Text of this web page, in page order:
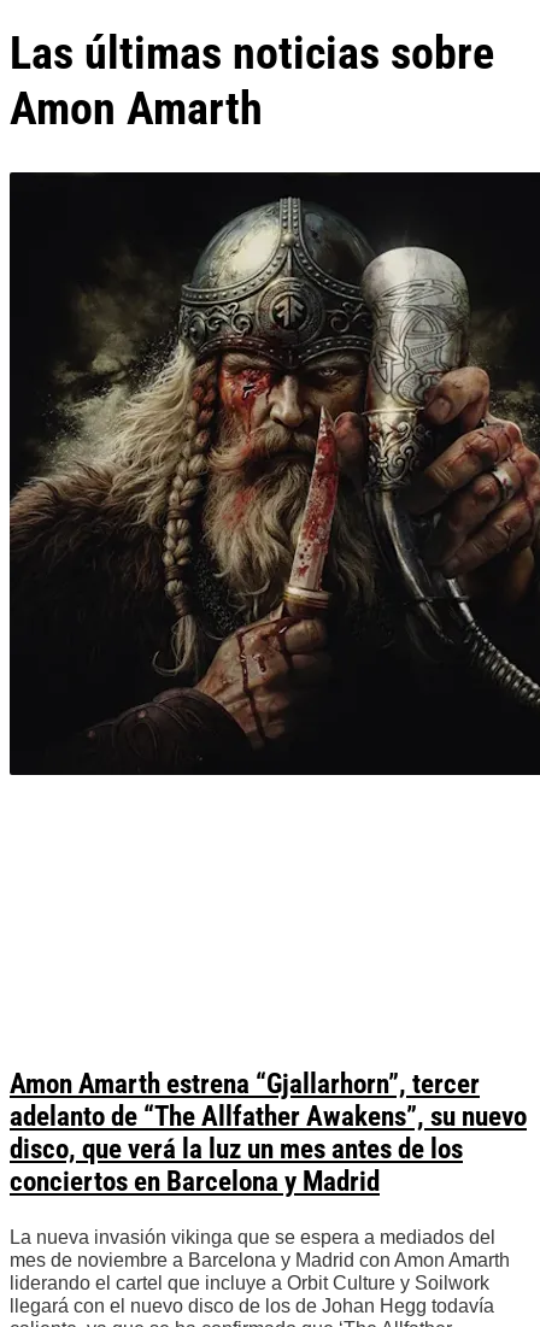
Las últimas noticias sobre
Amon Amarth
Amon Amarth estrena “Gjallarhorn”, tercer
adelanto de “The Allfather Awakens”, su nuevo
disco, que verá la luz un mes antes de los
conciertos en Barcelona y Madrid
La nueva invasión vikinga que se espera a mediados del
mes de noviembre a Barcelona y Madrid con Amon Amarth
liderando el cartel que incluye a Orbit Culture y Soilwork
llegará con el nuevo disco de los de Johan Hegg todavía